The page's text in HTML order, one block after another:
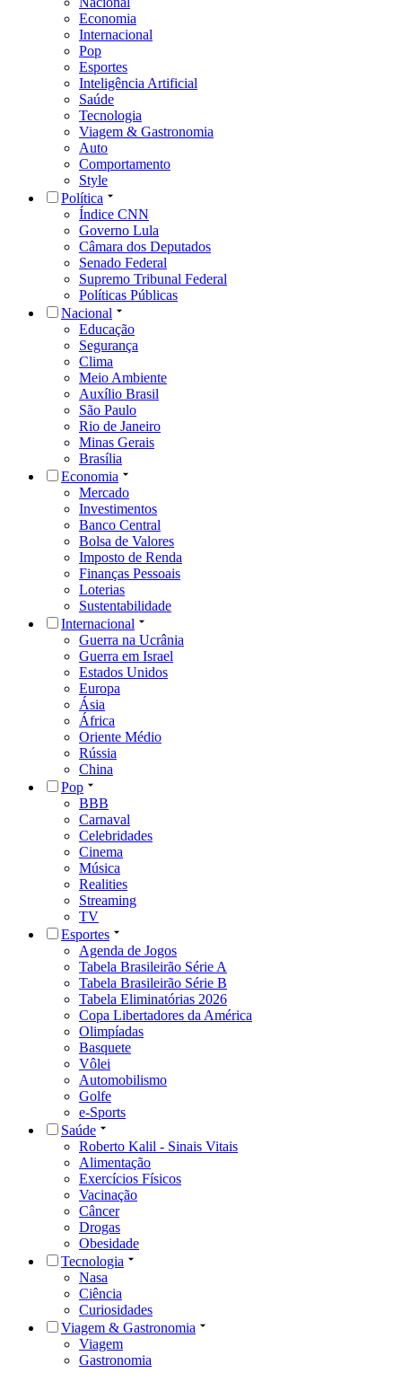
Economia
Internacional
Pop
Esportes
Inteligência Artificial
Saúde
Tecnologia
Viagem & Gastronomia
Auto
Comportamento
Style
Política
Índice CNN
Governo Lula
Câmara dos Deputados
Senado Federal
Supremo Tribunal Federal
Políticas Públicas
Nacional
Educação
Segurança
Clima
Meio Ambiente
Auxílio Brasil
São Paulo
Rio de Janeiro
Minas Gerais
Brasília
Economia
Mercado
Investimentos
Banco Central
Bolsa de Valores
Imposto de Renda
Finanças Pessoais
Loterias
Sustentabilidade
Internacional
Guerra na Ucrânia
Guerra em Israel
Estados Unidos
Europa
Ásia
África
Oriente Médio
Rússia
China
Pop
BBB
Carnaval
Celebridades
Cinema
Música
Realities
Streaming
TV
Esportes
Agenda de Jogos
Tabela Brasileirão Série A
Tabela Brasileirão Série B
Tabela Eliminatórias 2026
Copa Libertadores da América
Olimpíadas
Basquete
Vôlei
Automobilismo
Golfe
e-Sports
Saúde
Roberto Kalil - Sinais Vitais
Alimentação
Exercícios Físicos
Vacinação
Câncer
Drogas
Obesidade
Tecnologia
Nasa
Ciência
Curiosidades
Viagem & Gastronomia
Viagem
Gastronomia